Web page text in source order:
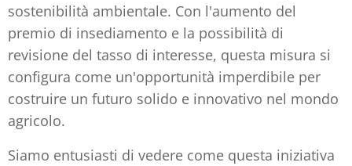
sostenibilità ambientale. Con l'aumento del
premio di insediamento e la possibilità di
revisione del tasso di interesse, questa misura si
configura come un'opportunità imperdibile per
costruire un futuro solido e innovativo nel mondo
agricolo.
Siamo entusiasti di vedere come questa iniziativa